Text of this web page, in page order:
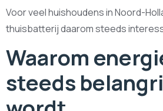
Voor veel huishoudens in Noord-
thuisbatterij daarom steeds
Waarom
steeds